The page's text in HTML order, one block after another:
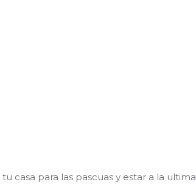
casa para las pascuas y estar a la ultima